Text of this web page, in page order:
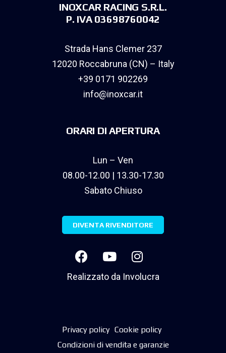
INOXCAR RACING S.R.L.
P. IVA 03698760042
Strada Hans Clemer 237
12020 Roccabruna (CN) – Italy
+39 0171 902269
info@inoxcar.it
ORARI DI APERTURA
Lun – Ven
08.00-12.00 | 13.30-17.30
Sabato Chiuso
DIVENTA RIVENDITORE
Realizzato da Involucra
Privacy policy Cookie policy
Condizioni di vendita e garanzie